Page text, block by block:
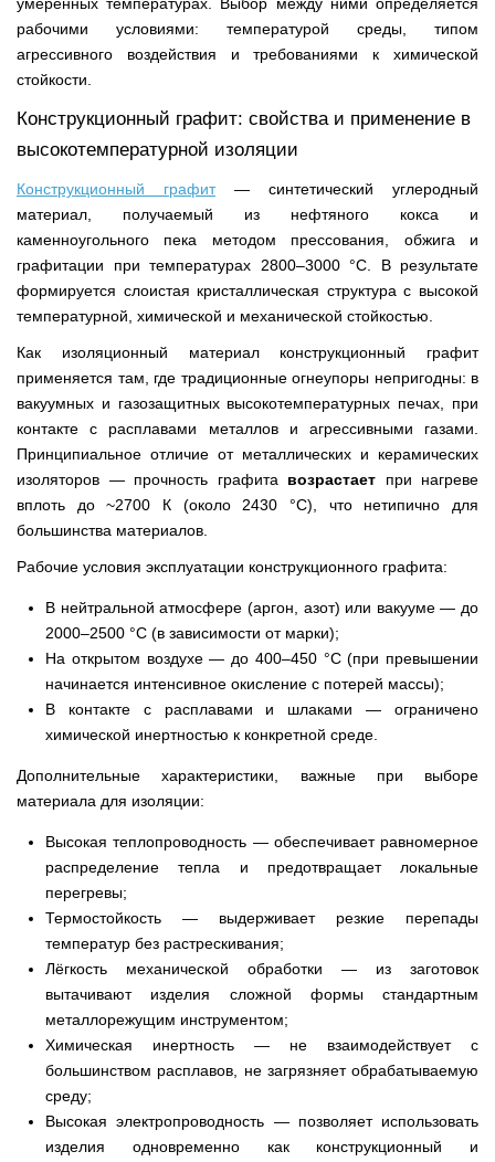
рабочими условиями: температурой среды, типом
агрессивного воздействия и требованиями к химической
стойкости.
Конструкционный графит: свойства и применение в
высокотемпературной изоляции
Конструкционный графит— синтетический углеродный
материал, получаемый из нефтяного кокса и
каменноугольного пека методом прессования, обжига и
графитации при температурах 2800–3000 °C. В результате
формируется слоистая кристаллическая структура с высокой
температурной, химической и механической стойкостью.
Как изоляционный материал конструкционный графит
применяется там, где традиционные огнеупоры непригодны: в
вакуумных и газозащитных высокотемпературных печах, при
контакте с расплавами металлов и агрессивными газами.
Принципиальное отличие от металлических и керамических
изоляторов — прочность графита возрастает при нагреве
вплоть до ~2700 К (около 2430 °C), что нетипично для
большинства материалов.
Рабочие условия эксплуатации конструкционного графита:
В нейтральной атмосфере (аргон, азот) или вакууме — до
2000–2500 °C (в зависимости от марки);
На открытом воздухе — до 400–450 °C (при превышении
начинается интенсивное окисление с потерей массы);
В контакте с расплавами и шлаками — ограничено
химической инертностью к конкретной среде.
Дополнительные характеристики, важные при выборе
материала для изоляции:
Высокая теплопроводность — обеспечивает равномерное
распределение тепла и предотвращает локальные
перегревы;
Термостойкость — выдерживает резкие перепады
температур без растрескивания;
Лёгкость механической обработки — из заготовок
вытачивают изделия сложной формы стандартным
металлорежущим инструментом;
Химическая инертность — не взаимодействует с
большинством расплавов, не загрязняет обрабатываемую
среду;
Высокая электропроводность — позволяет использовать
изделия одновременно как конструкционный и